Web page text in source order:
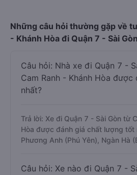
Những câu hỏi thường gặp về
- Khánh Hòa đi Quận 7 - Sài Gòn
Câu hỏi: Nhà xe đi Quận 7 -
Cam Ranh - Khánh Hòa
nhất?
Trả lời: Xe đi Quận 7 - Sài Gòn từ
Hòa được đánh giá chất lượng tốt
Phương Anh (Phú Yên), Ngàn Hà
Câu hỏi: Xe nào đi Quận 7 -